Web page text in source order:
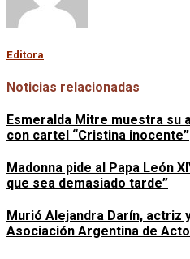
Editora
Noticias relacionadas
Esmeralda Mitre muestra su
con cartel “Cristina inocente”
Madonna pide al Papa León
que sea demasiado tarde”
Murió Alejandra Darín, actriz
Asociación Argentina de